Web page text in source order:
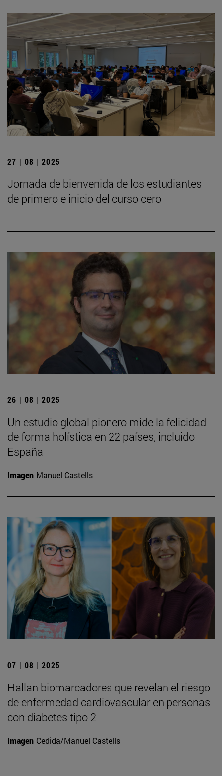
27 | 08 | 2025
Jornada de bienvenida de los estudiantes
de primero e inicio del curso cero
26 | 08 | 2025
Un estudio global pionero mide la felicidad
de forma holística en 22 países, incluido
España
Imagen Manuel Castells
07 | 08 | 2025
Hallan biomarcadores que revelan el riesgo
de enfermedad cardiovascular en personas
con diabetes tipo 2
Imagen Cedida/Manuel Castells